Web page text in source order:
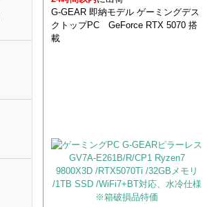
G-GEAR 即納モデル ゲーミングデス
クトップPC GeForce RTX 5070 搭
載